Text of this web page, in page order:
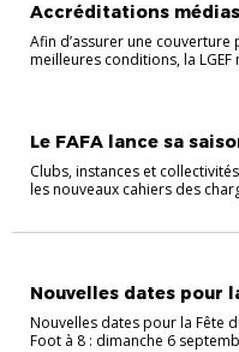
Accréditations médias
Afin d’assurer une
meilleures conditions, la LGEF
Le FAFA lance sa
Clubs, instances et
les nouveaux cahiers des
Nouvelles dates pour
Nouvelles dates pour la Fête
Foot à 8 : dimanche 6